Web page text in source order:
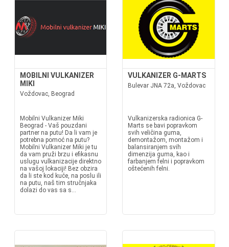
MOBILNI VULKANIZER
MIKI
Voždovac, Beograd
Mobilni Vulkanizer Miki
Beograd - Vaš pouzdani
partner na putu! Da li vam je
potrebna pomoć na putu?
Mobilni Vulkanizer Miki je tu
da vam pruži brzu i efikasnu
uslugu vulkanizacije direktno
na vašoj lokaciji! Bez obzira
da li ste kod kuće, na poslu ili
na putu, naš tim stručnjaka
dolazi do vas sa s...
VULKANIZER G-MARTS
Bulevar JNA 72a, Voždovac
Vulkanizerska radionica G-
Marts se bavi popravkom
svih veličina guma,
demontažom, montažom i
balansiranjem svih
dimenzija guma, kao i
farbanjem felni i popravkom
oštećenih felni.